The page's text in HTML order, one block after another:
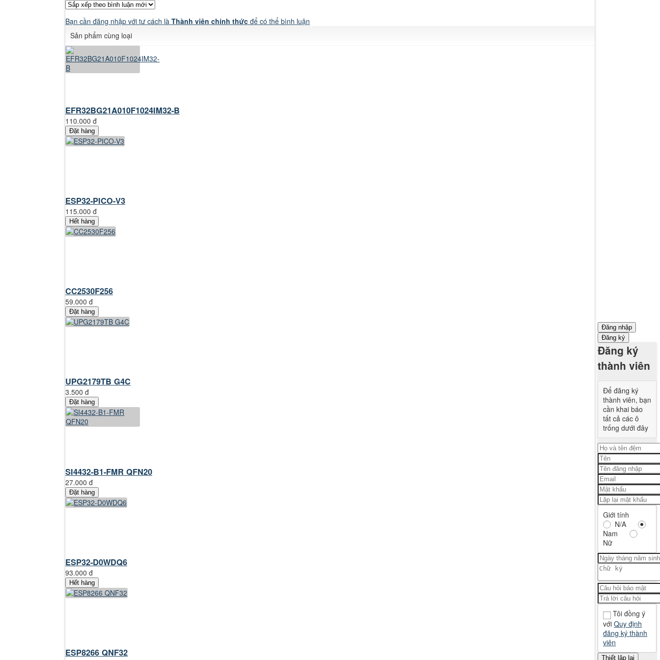
Bạn cần đăng nhập với tư cách là Thành viên chính thức để có thể bình luận
Sản phẩm cùng loại
EFR32BG21A010F1024IM32-B
110.000 đ
Đặt hàng
ESP32-PICO-V3
115.000 đ
Hết hàng
CC2530F256
59.000 đ
Đặt hàng
UPG2179TB G4C
3.500 đ
Đặt hàng
SI4432-B1-FMR QFN20
27.000 đ
Đặt hàng
ESP32-D0WDQ6
93.000 đ
Hết hàng
ESP8266 QNF32
Đăng nhập
Đăng ký
Đăng ký
thành viên
Để đăng ký
thành viên, bạn
cần khai báo
tất cả các ô
trống dưới đây
Giới tính
N/A
Nam
Nữ
Tôi đồng ý
với Quy định
đăng ký thành
viên